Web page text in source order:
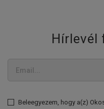
Hírlevél
Beleegyezem, hogy a(z)